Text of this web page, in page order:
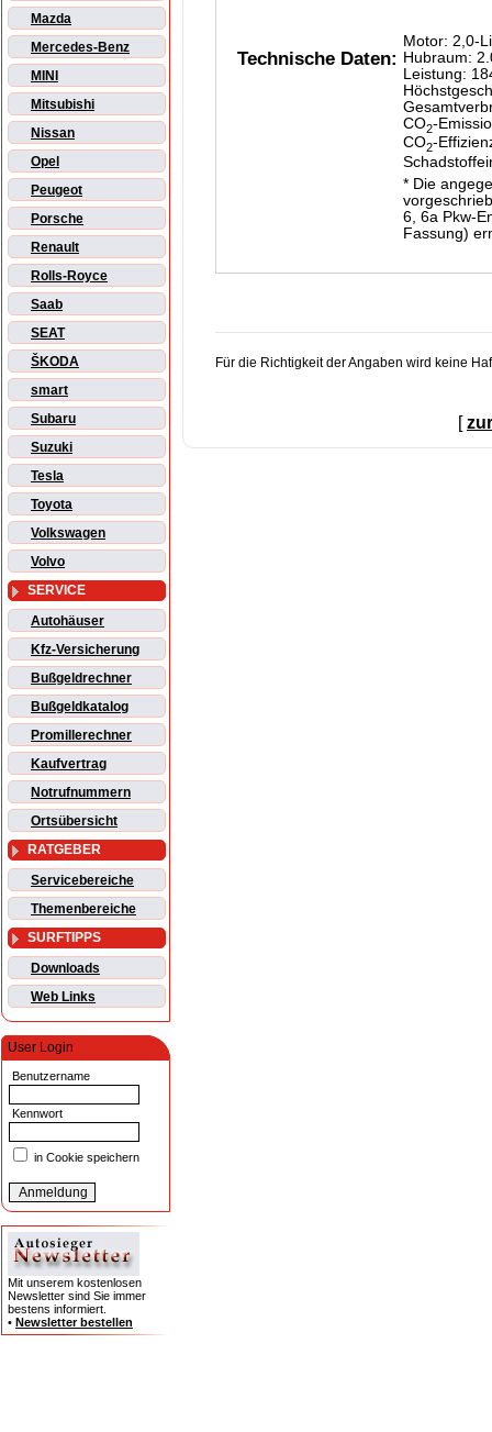
Mazda
Mercedes-Benz
MINI
Mitsubishi
Nissan
Opel
Peugeot
Porsche
Renault
Rolls-Royce
Saab
SEAT
ŠKODA
smart
Subaru
Suzuki
Tesla
Toyota
Volkswagen
Volvo
SERVICE
Autohäuser
Kfz-Versicherung
Bußgeldrechner
Bußgeldkatalog
Promillerechner
Kaufvertrag
Notrufnummern
Ortsübersicht
RATGEBER
Servicebereiche
Themenbereiche
SURFTIPPS
Downloads
Web Links
User Login
Benutzername
Kennwort
in Cookie speichern
Mit unserem kostenlosen
Newsletter sind Sie immer
bestens informiert.
• Newsletter bestellen
Technische Daten:
Motor: 2,0-
Hubraum:
Leistung:
CO2-
CO2-
* Die
6, 6a Pkw-
Fassung)
Für die Richtigkeit der Angaben wird keine